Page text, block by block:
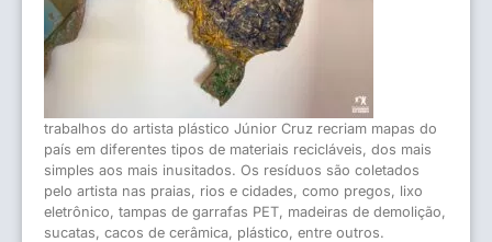
trabalhos do artista plástico Júnior Cruz recriam mapas do
país em diferentes tipos de materiais recicláveis, dos mais
simples aos mais inusitados. Os resíduos são coletados
pelo artista nas praias, rios e cidades, como pregos, lixo
eletrônico, tampas de garrafas PET, madeiras de demolição,
sucatas, cacos de cerâmica, plástico, entre outros.